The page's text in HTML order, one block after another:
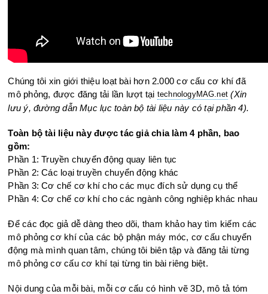
Chúng tôi xin giới thiệu loạt bài hơn 2.000 cơ cấu cơ khí đã
mô phỏng, được đăng tải lần lượt tại technologyMAG.net (Xin
lưu ý, đường dẫn Mục lục toàn bộ tài liệu này có tại phần 4).
Toàn bộ tài liệu này được tác giả chia làm 4 phần, bao
gồm:
Phần 1: Truyền chuyển động quay liên tục
Phần 2: Các loại truyền chuyển động khác
Phần 3: Cơ chế cơ khí cho các mục đích sử dụng cụ thể
Phần 4: Cơ chế cơ khí cho các ngành công nghiệp khác nhau
Để các đọc giả dễ dàng theo dõi, tham khảo hay tìm kiếm các
mô phỏng cơ khí của các bộ phận máy móc, cơ cấu chuyển
động mà mình quan tâm, chúng tôi biên tập và đăng tải từng
mô phỏng cơ cấu cơ khí tại từng tin bài riêng biệt.
Nội dung của mỗi bài, mỗi cơ cấu có hình vẽ 3D, mô tả tóm